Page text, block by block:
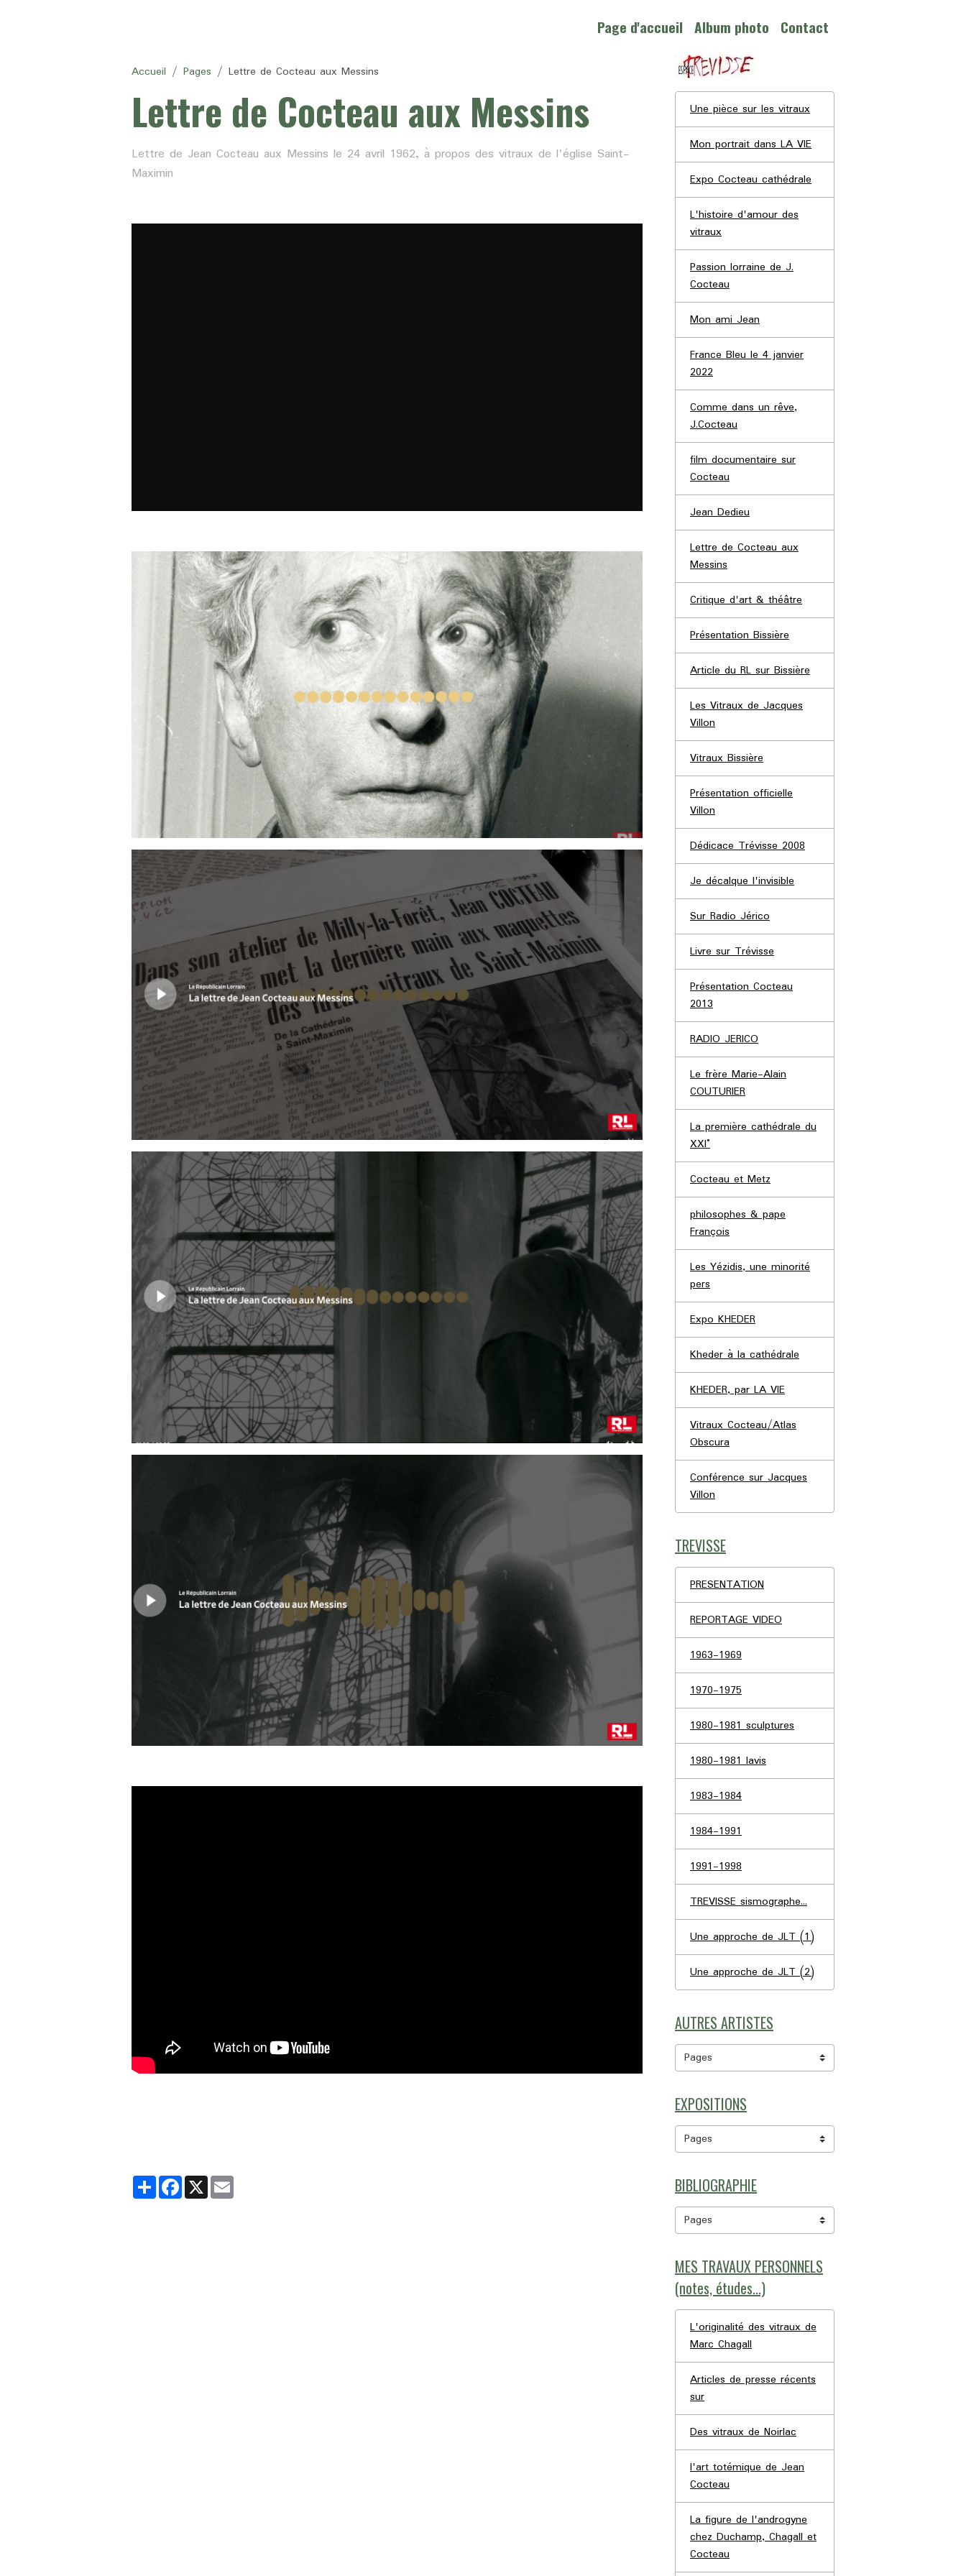
Page d'accueil Album photo Contact
Accueil Pages Lettre de Cocteau aux Messins
Lettre de Cocteau aux Messins
Lettre de Jean Cocteau aux Messins le 24 avril 1962, à propos des vitraux de l'église Saint-
Maximin
PartagerFacebook
X
Une pièce sur les vitraux
Mon portrait dans LA VIE
Expo Cocteau cathédrale
L'histoire d'amour des
vitraux
Passion lorraine de J.
Cocteau
Mon ami Jean
France Bleu le 4 janvier
2022
Comme dans un rêve,
J.Cocteau
film documentaire sur
Cocteau
Jean Dedieu
Lettre de Cocteau aux
Messins
Critique d'art & théâtre
Présentation Bissière
Article du RL sur Bissière
Les Vitraux de Jacques
Villon
Vitraux Bissière
Présentation officielle
Villon
Dédicace Trévisse 2008
Je décalque l'invisible
Sur Radio Jérico
Livre sur Trévisse
Présentation Cocteau
2013
RADIO JERICO
Le frère Marie-Alain
COUTURIER
La première cathédrale du
XXI°
Cocteau et Metz
philosophes & pape
François
Les Yézidis, une minorité
pers
Expo KHEDER
Kheder à la cathédrale
KHEDER, par LA VIE
Vitraux Cocteau/Atlas
Obscura
Conférence sur Jacques
Villon
TREVISSE
PRESENTATION
REPORTAGE VIDEO
1963-1969
1970-1975
1980-1981 sculptures
1980-1981 lavis
1983-1984
1984-1991
1991-1998
TREVISSE sismographe...
Une approche de JLT (1)
Une approche de JLT (2)
AUTRES ARTISTES
EXPOSITIONS
BIBLIOGRAPHIE
MES TRAVAUX PERSONNELS
(notes, études...)
L'originalité des vitraux de
Marc Chagall
Articles de presse récents
sur
Des vitraux de Noirlac
l'art totémique de Jean
Cocteau
La figure de l'androgyne
chez Duchamp, Chagall et
Cocteau